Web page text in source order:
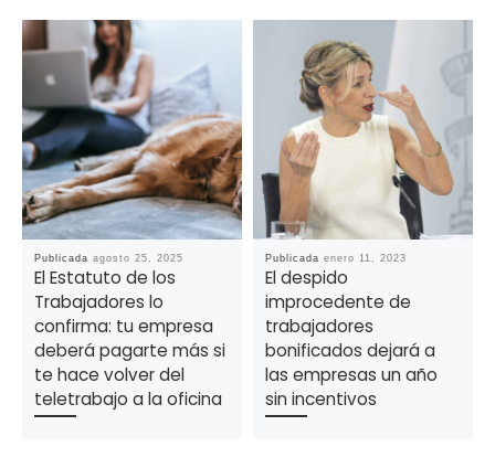
Publicada agosto 25, 2025
El Estatuto de los
Trabajadores lo
confirma: tu empresa
deberá pagarte más si
te hace volver del
teletrabajo a la oficina
Publicada enero 11, 2023
El despido
improcedente de
trabajadores
bonificados dejará a
las empresas un año
sin incentivos